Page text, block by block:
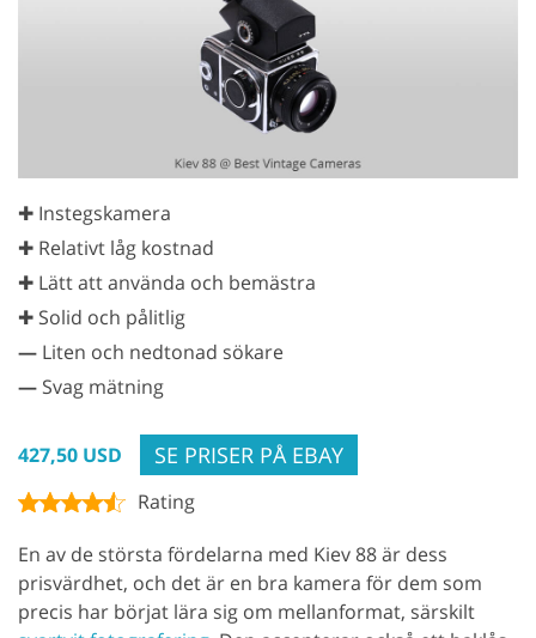
✚ Instegskamera
✚ Relativt låg kostnad
✚ Lätt att använda och bemästra
✚ Solid och pålitlig
— Liten och nedtonad sökare
— Svag mätning
427,50 USD SE PRISER PÅ EBAY
Rating
En av de största fördelarna med Kiev 88 är dess
prisvärdhet, och det är en bra kamera för dem som
precis har börjat lära sig om mellanformat, särskilt